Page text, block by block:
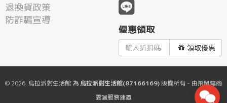
退換貨政策
防詐騙宣導
優惠領取
領取優惠
© 2026. 烏拉派對生活館 為 烏拉派對生活館(87166169)版權所有 - 由飛鼠電商
雲端服務建置